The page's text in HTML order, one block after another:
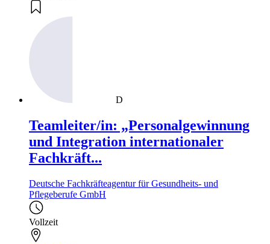
D
Teamleiter/in: „Personalgewinnung
und Integration internationaler
Fachkräft...
Deutsche Fachkräfteagentur für Gesundheits- und
Pflegeberufe GmbH
Vollzeit